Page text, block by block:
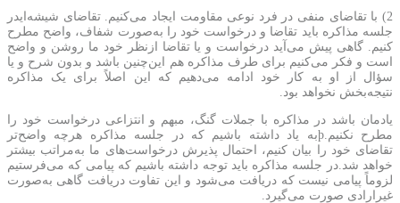
2) با تقاضای منفی در فرد نوعی مقاومت ایجاد می‌کنیم. تقاضای شیشه‌ایدر
جلسه مذاکره باید تقاضا و درخواست خود را به‌صورت شفاف، واضح مطرح
کنیم. گاهی پیش می‌آید درخواست و یا تقاضا ازنظر خود ما روشن و واضح
است و فکر می‌کنیم برای طرف مذاکره هم این‌چنین باشد و بدون شرح و یا
سؤال از او به کار خود ادامه می‌دهیم که این اصلاً برای یک مذاکره
نتیجه‌بخش نخواهد بود.
یادمان باشد در مذاکره با جملات گنگ، مبهم و انتزاعی درخواست خود را
مطرح نکنیم.þبه یاد داشته باشیم که در جلسه مذاکره هرچه واضح‌تر
تقاضای خود را بیان کنیم، احتمال پذیرش درخواست‌های ما به‌مراتب بیشتر
خواهد شد.در جلسه مذاکره باید توجه داشته باشیم که پیامی که می‌فرستیم
لزوماً پیامی نیست که دریافت می‌شود و این تفاوت دریافت گاهی به‌صورت
غیرارادی صورت می‌گیرد.